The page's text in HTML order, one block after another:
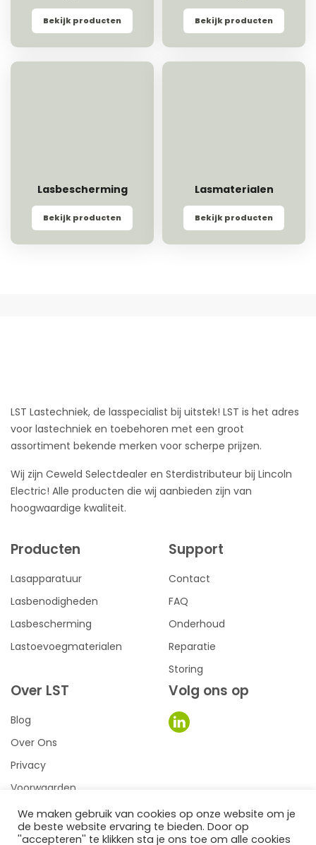
Bekijk producten Bekijk producten
Lasbescherming
Bekijk producten
Lasmaterialen
Bekijk producten
LST Lastechniek, de lasspecialist bij uitstek! LST is het adres
voor lastechniek en toebehoren met een groot
assortiment bekende merken voor scherpe prijzen.
Wij zijn Ceweld Selectdealer en Sterdistributeur bij Lincoln
Electric! Alle producten die wij aanbieden zijn van
hoogwaardige kwaliteit.
Producten
Lasapparatuur
Lasbenodigheden
Lasbescherming
Lastoevoegmaterialen
Support
Contact
FAQ
Onderhoud
Reparatie
Storing
Over LST
Blog
Over Ons
Privacy
Voorwaarden
Volg ons op
een we make it website
We maken gebruik van cookies op onze website om je
de beste website ervaring te bieden. Door op
''accepteren'' te klikken sta je ons toe om alle cookies